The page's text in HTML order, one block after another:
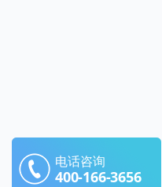
电话咨询
400-166-3656